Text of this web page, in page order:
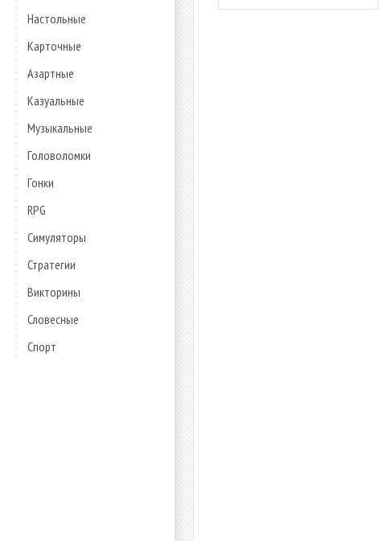
Настольные
Карточные
Азартные
Казуальные
Музыкальные
Головоломки
Гонки
RPG
Симуляторы
Стратегии
Викторины
Словесные
Спорт